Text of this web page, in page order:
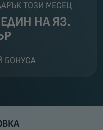
ТОЗИ МЕСЕЦ
НА ЯЗ.
БОНУСА